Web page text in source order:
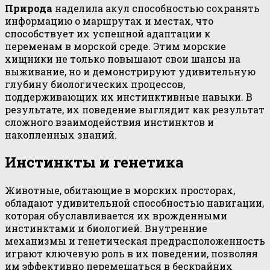
Природа наделила акул способностью сохранять
информацию о маршрутах и местах, что
способствует их успешной адаптации к
переменам в морской среде. Этим морские
хищники не только повышают свои шансы на
выживание, но и демонстрируют удивительную
глубину биологических процессов,
поддерживающих их инстинктивные навыки. В
результате, их поведение выглядит как результат
сложного взаимодействия инстинктов и
накопленных знаний.
Инстинкты и генетика
Животные, обитающие в морских просторах,
обладают удивительной способностью навигации,
которая обуславливается их врожденными
инстинктами и биологией. Внутренние
механизмы и генетическая предрасположенность
играют ключевую роль в их поведении, позволяя
им эффективно перемещаться в бескрайних